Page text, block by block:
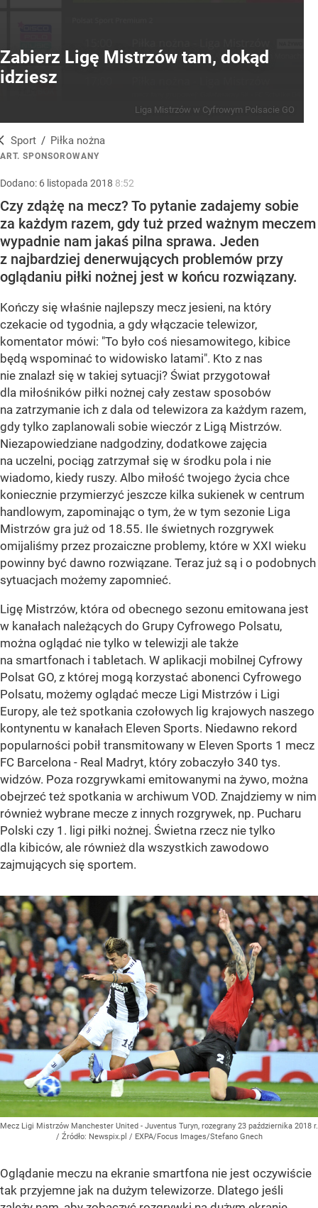
Zabierz Ligę Mistrzów tam, dokąd
idziesz
Liga Mistrzów w Cyfrowym Polsacie GO
Sport / Piłka nożna
ART. SPONSOROWANY
Dodano: 6 listopada 2018 8:52
Czy zdążę na mecz? To pytanie zadajemy sobie
za każdym razem, gdy tuż przed ważnym meczem
wypadnie nam jakaś pilna sprawa. Jeden
z najbardziej denerwujących problemów przy
oglądaniu piłki nożnej jest w końcu rozwiązany.
Kończy się właśnie najlepszy mecz jesieni, na który
czekacie od tygodnia, a gdy włączacie telewizor,
komentator mówi: "To było coś niesamowitego, kibice
będą wspominać to widowisko latami". Kto z nas
nie znalazł się w takiej sytuacji? Świat przygotował
dla miłośników piłki nożnej cały zestaw sposobów
na zatrzymanie ich z dala od telewizora za każdym razem,
gdy tylko zaplanowali sobie wieczór z Ligą Mistrzów.
Niezapowiedziane nadgodziny, dodatkowe zajęcia
na uczelni, pociąg zatrzymał się w środku pola i nie
wiadomo, kiedy ruszy. Albo miłość twojego życia chce
koniecznie przymierzyć jeszcze kilka sukienek w centrum
handlowym, zapominając o tym, że w tym sezonie Liga
Mistrzów gra już od 18.55. Ile świetnych rozgrywek
omijaliśmy przez prozaiczne problemy, które w XXI wieku
powinny być dawno rozwiązane. Teraz już są i o podobnych
sytuacjach możemy zapomnieć.
Ligę Mistrzów, która od obecnego sezonu emitowana jest
w kanałach należących do Grupy Cyfrowego Polsatu,
można oglądać nie tylko w telewizji ale także
na smartfonach i tabletach. W aplikacji mobilnej Cyfrowy
Polsat GO, z której mogą korzystać abonenci Cyfrowego
Polsatu, możemy oglądać mecze Ligi Mistrzów i Ligi
Europy, ale też spotkania czołowych lig krajowych naszego
kontynentu w kanałach Eleven Sports. Niedawno rekord
popularności pobił transmitowany w Eleven Sports 1 mecz
FC Barcelona - Real Madryt, który zobaczyło 340 tys.
widzów. Poza rozgrywkami emitowanymi na żywo, można
obejrzeć też spotkania w archiwum VOD. Znajdziemy w nim
również wybrane mecze z innych rozgrywek, np. Pucharu
Polski czy 1. ligi piłki nożnej. Świetna rzecz nie tylko
dla kibiców, ale również dla wszystkich zawodowo
zajmujących się sportem.
Mecz Ligi Mistrzów Manchester United - Juventus Turyn, rozegrany 23 października 2018 r.
/ Źródło: Newspix.pl / EXPA/Focus Images/Stefano Gnech
Oglądanie meczu na ekranie smartfona nie jest oczywiście
tak przyjemne jak na dużym telewizorze. Dlatego jeśli